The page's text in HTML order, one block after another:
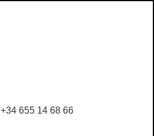
+34 655 14 68 66